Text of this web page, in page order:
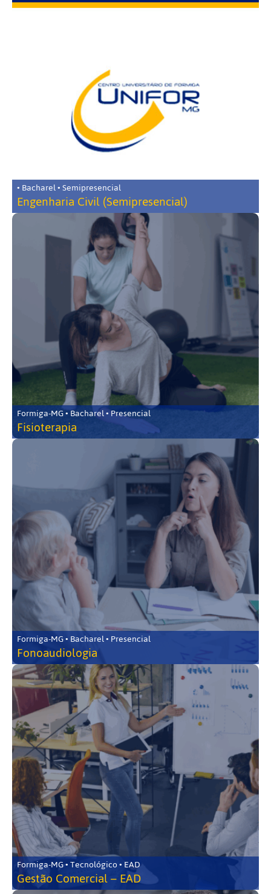
• Bacharel • Semipresencial
Engenharia Civil (Semipresencial)
Formiga-MG • Bacharel • Presencial
Fisioterapia
Formiga-MG • Bacharel • Presencial
Fonoaudiologia
Formiga-MG • Tecnológico • EAD
Gestão Comercial – EAD